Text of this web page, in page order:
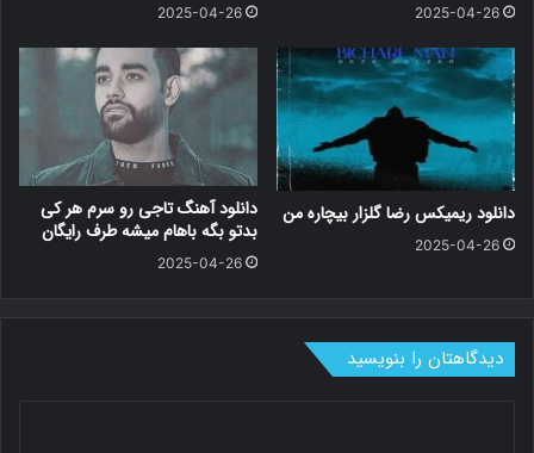
2025-04-26
2025-04-26
دانلود ریمیکس رضا گلزار بیچاره من
2025-04-26
دانلود آهنگ تاجی رو سرم هر کی
بدتو بگه باهام میشه طرف رایگان
2025-04-26
دیدگاهتان را بنویسید